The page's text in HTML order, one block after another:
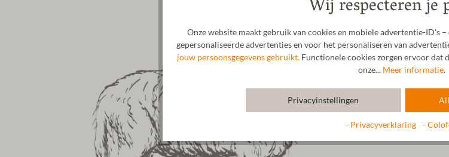
Wij
een
van
die nauw
werken
leer voor
Wij respecteren je
Onze website maakt gebruik van cookies en mobiele advertentie-ID's
gepersonaliseerde advertenties en voor het personaliseren van
jouw persoonsgegevens gebruikt. Functionele cookies zorgen ervoor dat
onze... Meer informatie.
Privacyinstellingen
- Privacyverklaring -